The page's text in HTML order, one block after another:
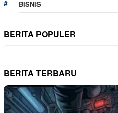
BISNIS
BERITA POPULER
BERITA TERBARU